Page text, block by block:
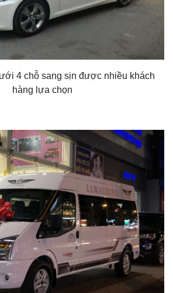
4 chỗ sang sịn được nhiều khách
hàng lựa chọn